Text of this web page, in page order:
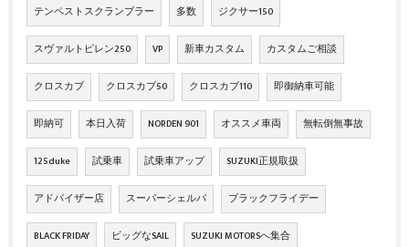
テンペストスクランブラー 多数 ジクサー150
スヴァルトピレン250 VP 新車カスタム カスタムご相談
クロスカブ クロスカブ50 クロスカブ110 即御納車可能
即納可 本日入荷 NORDEN 901 オススメ車両 無転倒無事故
125duke 試乗車 試乗車アップ SUZUKI正規取扱
アドバイザー店 スーパーシェルパ ブラックフライデー
BLACK FRIDAY ビッグなSAIL SUZUKI MOTORSへ集合